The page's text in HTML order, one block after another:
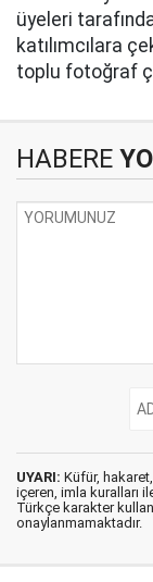
üyeleri
katılımcılara
toplu fotoğraf
HABERE
UYARI: Küfür,
içeren, imla kuralları
Türkçe karakter
onaylanmamaktadır.